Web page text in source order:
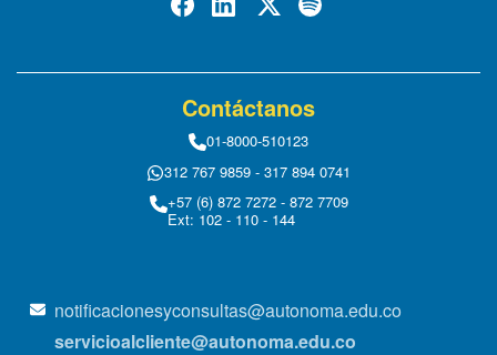
Contáctanos
01-8000-510123
312 767 9859 - 317 894 0741
+57 (6) 872 7272 - 872 7709
Ext: 102 - 110 - 144
notificacionesyconsultas@autonoma.edu.co
servicioalcliente@autonoma.edu.co